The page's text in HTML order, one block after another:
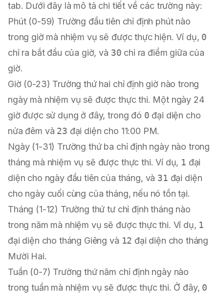
tab. Dưới đây là mô tả chi tiết về các trường này:
Phút (0-59) Trường đầu tiên chỉ định phút nào
trong giờ mà nhiệm vụ sẽ được thực hiện. Ví dụ, 0
chỉ ra bắt đầu của giờ, và 30 chỉ ra điểm giữa của
giờ.
Giờ (0-23) Trường thứ hai chỉ định giờ nào trong
ngày mà nhiệm vụ sẽ được thực thi. Một ngày 24
giờ được sử dụng ở đây, trong đó 0 đại diện cho
nửa đêm và 23 đại diện cho 11:00 PM.
Ngày (1-31) Trường thứ ba chỉ định ngày nào trong
tháng mà nhiệm vụ sẽ được thực thi. Ví dụ, 1 đại
diện cho ngày đầu tiên của tháng, và 31 đại diện
cho ngày cuối cùng của tháng, nếu nó tồn tại.
Tháng (1-12) Trường thứ tư chỉ định tháng nào
trong năm mà nhiệm vụ sẽ được thực thi. Ví dụ, 1
đại diện cho tháng Giêng và 12 đại diện cho tháng
Mười Hai.
Tuần (0-7) Trường thứ năm chỉ định ngày nào
trong tuần mà nhiệm vụ sẽ được thực thi. Ở đây, 0